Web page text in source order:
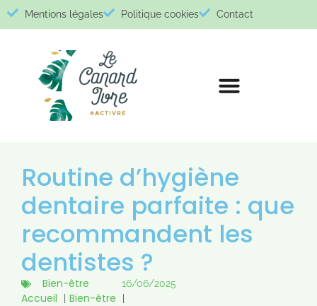
Mentions légales Politique cookies Contact
Routine d’hygiène
dentaire parfaite : que
recommandent les
dentistes ?
Bien-être 16/06/2025
Accueil Bien-être